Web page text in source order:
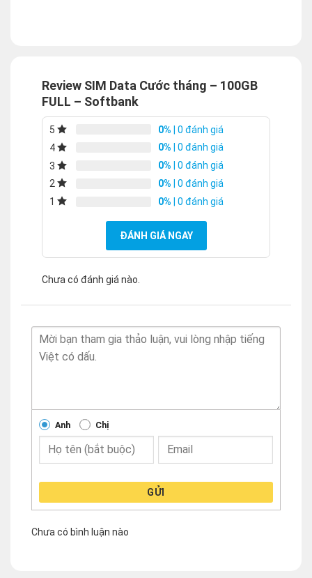
Review SIM Data Cước tháng – 100GB
FULL – Softbank
5 0% | 0 đánh giá
4
0% | 0 đánh giá
3
0% | 0 đánh giá
2
0% | 0 đánh giá
1
0% | 0 đánh giá
ĐÁNH GIÁ NGAY
Chưa có đánh giá nào.
Anh Chị
GỬI
Chưa có bình luận nào